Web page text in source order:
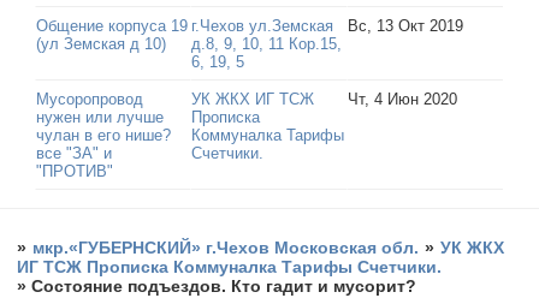
Общение корпуса 19
(ул Земская д 10)
г.Чехов ул.Земская
д.8, 9, 10, 11 Кор.15,
6, 19, 5
Вс, 13 Окт 2019
Мусоропровод
нужен или лучше
чулан в его нише?
все "ЗА" и
"ПРОТИВ"
УК ЖКХ ИГ ТСЖ
Прописка
Коммуналка Тарифы
Счетчики.
Чт, 4 Июн 2020
» мкр.«ГУБЕРНСКИЙ» г.Чехов Московская обл. » УК ЖКХ
ИГ ТСЖ Прописка Коммуналка Тарифы Счетчики.
»Состояние подъездов. Кто гадит и мусорит?